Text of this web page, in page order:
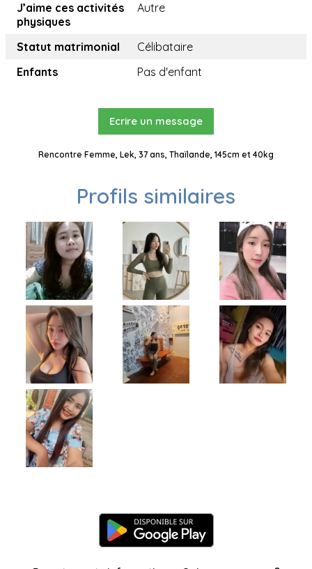
J’aime ces activités
physiques
Autre
Statut matrimonial
Célibataire
Enfants
Pas d'enfant
Ecrire un message
Rencontre Femme, Lek, 37 ans, Thaïlande, 145cm et 40kg
Profils similaires